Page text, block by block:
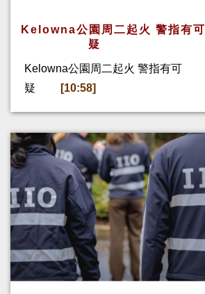
Kelowna公園周二起火 警指有可
疑
Kelowna公園周二起火 警指有可
疑
[10:58]